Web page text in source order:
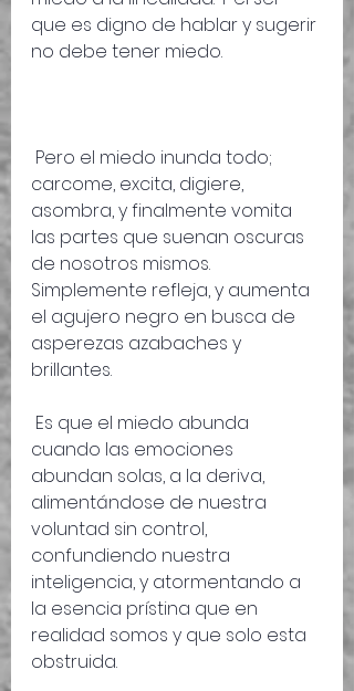
que es digno de hablar y sugerir
no debe tener miedo.
carcome, excita, digiere,
asombra, y finalmente vomita
las partes que suenan oscuras
de nosotros mismos.
Simplemente refleja, y aumenta
el agujero negro en busca de
asperezas azabaches y
brillantes.
cuando las emociones
abundan solas, a la deriva,
alimentándose de nuestra
voluntad sin control,
confundiendo nuestra
inteligencia, y atormentando a
la esencia prístina que en
realidad somos y que solo esta
obstruida.